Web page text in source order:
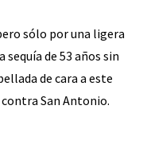
sólo por una ligera
sequía de 53 años sin
de cara a este
San Antonio.